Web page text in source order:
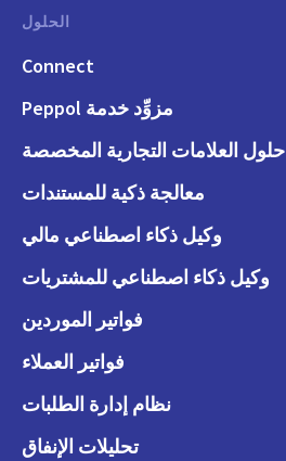
الحلول
Connect
مزوِّد خدمة Peppol
حلول العلامات التجارية المخصصة
معالجة ذكية للمستندات
وكيل ذكاء اصطناعي مالي
وكيل ذكاء اصطناعي للمشتريات
فواتير الموردين
فواتير العملاء
نظام إدارة الطلبات
تحليلات الإنفاق